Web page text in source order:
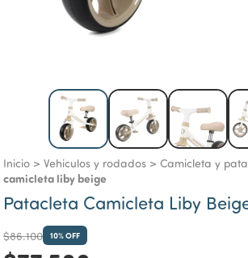
Inicio > Vehiculos y rodados > Camicleta y
camicleta liby beige
Patacleta Camicleta Liby
$86.100 10% OFF